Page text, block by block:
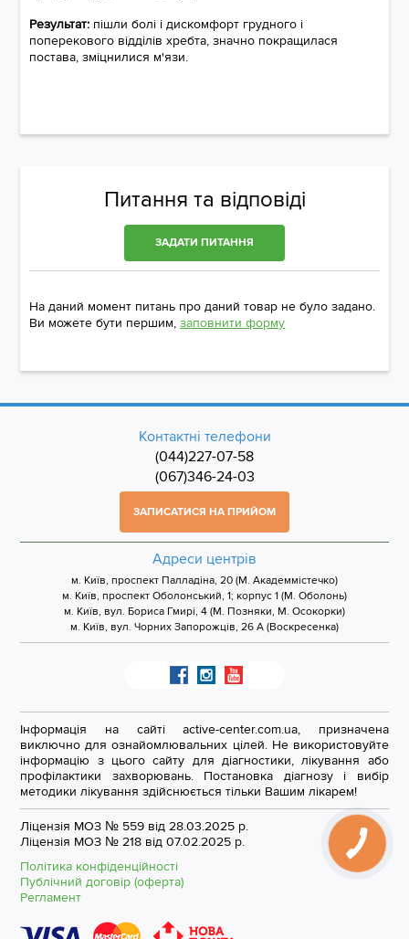
Результат: пішли болі і дискомфорт грудного і
поперекового відділів хребта, значно покращилася
постава, зміцнилися м'язи.
Питання та відповіді
ЗАДАТИ ПИТАННЯ
На даний момент питань про даний товар не було задано.
Ви можете бути першим,заповнити форму
Контактні телефони
(044)227-07-58
(067)346-24-03
ЗАПИСАТИСЯ НА ПРИЙОМ
Адреси центрів
м. Київ, проспект Палладіна, 20 (М. Академмістечко)
м. Київ, проспект Оболонський, 1; корпус 1 (М. Оболонь)
м. Київ, вул. Бориса Гмирі, 4 (М. Позняки, М. Осокорки)
м. Київ, вул. Чорних Запорожців, 26 А (Воскресенка)
Ліцензія МОЗ № 559 від 28.03.2025 р.
Ліцензія МОЗ № 218 від 07.02.2025 р.
Політика конфіденційності
Публічний договір (оферта)
Регламент
Інформація на сайті active-center.com.ua, призначена
виключно для ознайомлювальних цілей. Не використовуйте
інформацію з цього сайту для діагностики, лікування або
профілактики захворювань. Постановка діагнозу і вибір
методики лікування здійснюється тільки Вашим лікарем!